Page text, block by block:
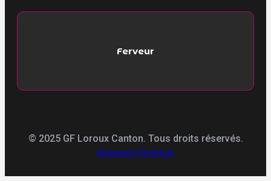
Ferveur
© 2025 GF Loroux Canton. Tous droits réservés.
Instagram Facebook